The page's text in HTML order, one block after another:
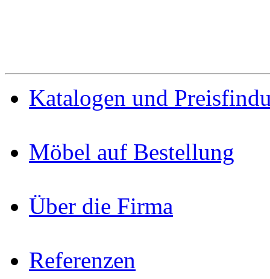
Katalogen und
Möbel auf Bestellung
Über die Firma
Referenzen